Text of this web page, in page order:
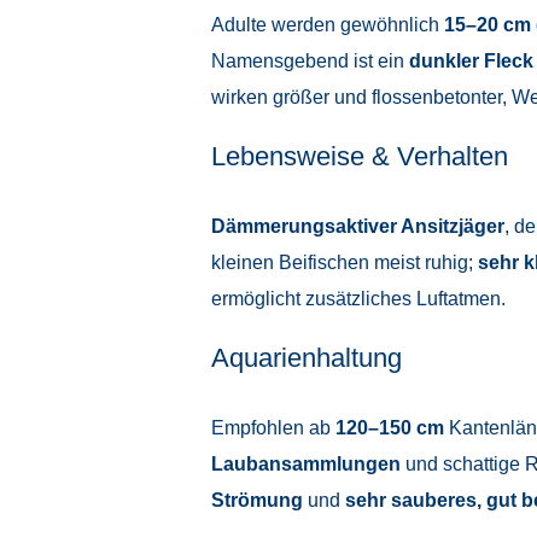
Adulte werden gewöhnlich 15–20 cm
Namensgebend ist ein dunkler Fleck
wirken größer und flossenbetonter,
Lebensweise & Verhalten
Dämmerungsaktiver Ansitzjäger,
kleinen Beifischen meist ruhig; sehr
ermöglicht zusätzliches Luftatmen.
Aquarienhaltung
Empfohlen ab 120–150 cm
Laubansammlungen und schattige
Strömung und sehr sauberes, gut